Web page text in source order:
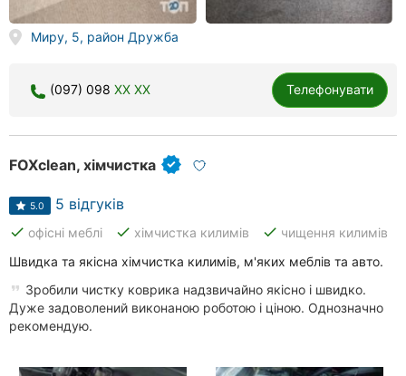
Миру, 5, район Дружба
(097) 098 XX XX Телефонувати
FOXclean, хімчистка
5.0 5 відгуків
done офісні меблі done хімчистка килимів done чищення килимів
Швидка та якісна хімчистка килимів, м'яких меблів та авто.
Зробили чистку коврика надзвичайно якісно і швидко.
Дуже задоволений виконаною роботою і ціною. Однозначно
рекомендую.